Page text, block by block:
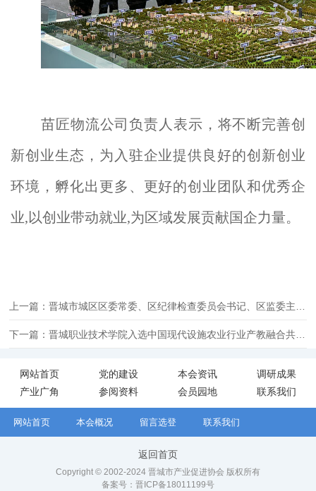
苗匠物流公司负责人表示，将不断完善创
新创业生态，为入驻企业提供良好的创新创业
环境，孵化出更多、更好的创业团队和优秀企
业,以创业带动就业,为区域发展贡献国企力量。
网站首页 党的建设 本会资讯
调研成果
产业广角
参阅资料 会员园地 联系我们
网站首页 本会概况 留言选登 联系我们
返回首页
Copyright © 2002-2024 晋城市产业促进协会 版权所有
备案号： 晋ICP备18011199号